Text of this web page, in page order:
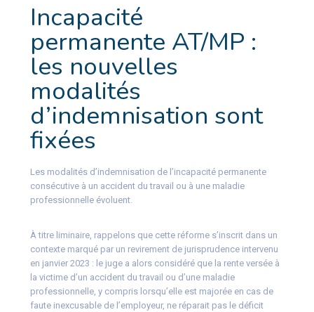
Incapacité
permanente AT/MP :
les nouvelles
modalités
d’indemnisation sont
fixées
Les modalités d’indemnisation de l’incapacité permanente
consécutive à un accident du travail ou à une maladie
professionnelle évoluent.
À titre liminaire, rappelons que cette réforme s’inscrit dans un
contexte marqué par un revirement de jurisprudence intervenu
en janvier 2023 : le juge a alors considéré que la rente versée à
la victime d’un accident du travail ou d’une maladie
professionnelle, y compris lorsqu’elle est majorée en cas de
faute inexcusable de l’employeur, ne réparait pas le déficit